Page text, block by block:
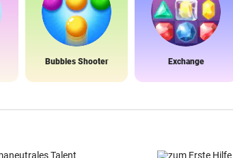
Bubbles Shooter Exchange